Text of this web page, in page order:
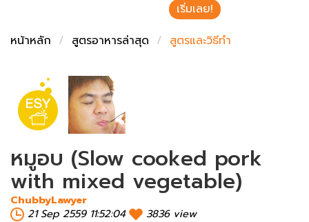
เริ่มเลย!
หน้าหลัก
สูตรอาหารล่าสุด สูตรและวิธีทำ
หมูอบ (Slow cooked pork
with mixed vegetable)
ChubbyLawyer
21 Sep 2559 11:52:04
3836 view